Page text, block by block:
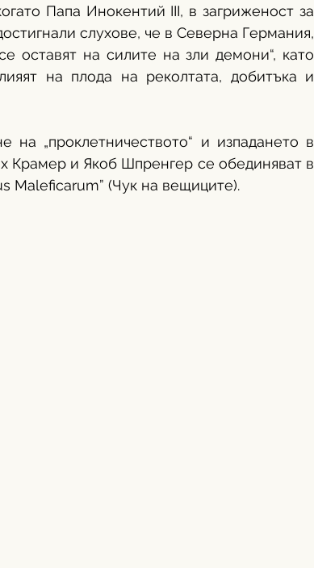
Папа Инокентий III, в загриженост за
слухове, че в Северна Германия,
оставят на силите на зли демони“, като
на плода на реколтата, добитъка и
на „проклетничеството“ и изпадането в
Крамер и Якоб Шпренгер се обединяват в
Maleficarum” (Чук на вещиците).